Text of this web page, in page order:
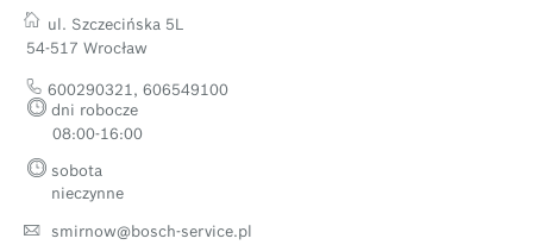
ul. Szczecińska 5L
54-517 Wrocław
600290321 , 606549100
dni robocze
08:00-16:00
sobota
nieczynne
smirnow@bosch-service.pl